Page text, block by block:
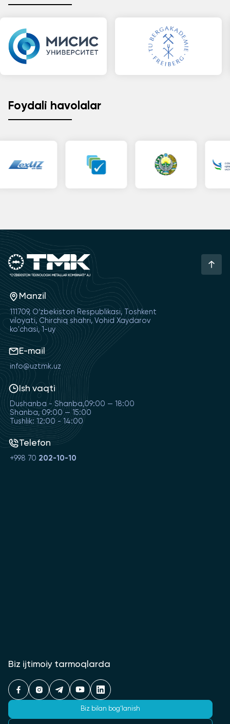
Foydali havolalar
Manzil
111709, O‘zbekiston Respublikasi, Toshkent
viloyati, Chirchiq shahri, Vohid Xaydarov
ko'chasi, 1-uy
E-mail
info@uztmk.uz
Ish vaqti
Dushanba - Shanba,09:00 — 18:00
Shanba, 09:00 — 15:00
Tushlik: 12:00 - 14:00
Telefon
+998 70 202-10-10
Biz ijtimoiy tarmoqlarda
Biz bilan bog‘lanish